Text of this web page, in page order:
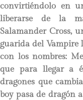
convirtiéndolo en
liberarse de la
Salamander Cross,
guarida del Vampire
con los nombres:
que para llegar a
dragones que
boy pasa de dragón